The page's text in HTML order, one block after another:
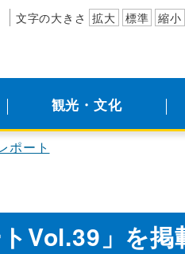
文字の大きさ 拡大 標準 縮小
観光・文化
ポート
Vol.39」を掲